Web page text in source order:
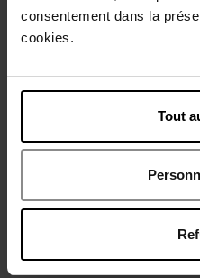
consentement dans la
cookies.
Tout
Caractéristiques
Politique
Oublié